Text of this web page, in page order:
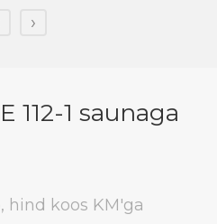
›
112-1 saunaga
hind koos KM'ga